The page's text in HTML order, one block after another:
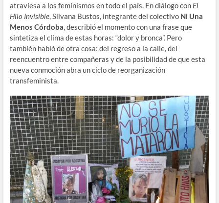
atraviesa a los feminismos en todo el país. En diálogo con El
Hilo Invisible, Silvana Bustos, integrante del colectivo Ni Una
Menos Córdoba, describió el momento con una frase que
sintetiza el clima de estas horas: “dolor y bronca”. Pero
también habló de otra cosa: del regreso a la calle, del
reencuentro entre compañeras y de la posibilidad de que esta
nueva conmoción abra un ciclo de reorganización
transfeminista.